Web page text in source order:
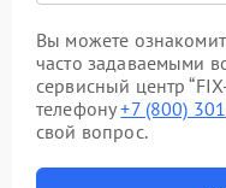
Вы можете
часто задаваемыми
сервисный центр
телефону+7 (800)
свой вопрос.